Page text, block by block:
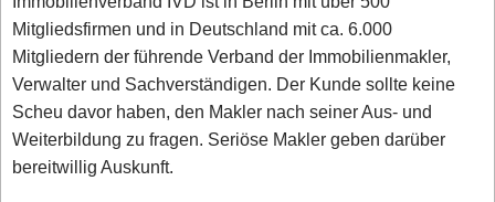
Mitgliedsfirmen und in Deutschland mit ca. 6.000
Mitgliedern der führende Verband der Immobilienmakler,
Verwalter und Sachverständigen. Der Kunde sollte keine
Scheu davor haben, den Makler nach seiner Aus- und
Weiterbildung zu fragen. Seriöse Makler geben darüber
bereitwillig Auskunft.